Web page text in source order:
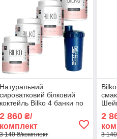
Натуральний
сироватковий білковий
коктейль Bilko 4 банки по
1,8 кг, смак ваніль +
шейкер
2 860₴/
комплект
140 ₴/комплект
2
3